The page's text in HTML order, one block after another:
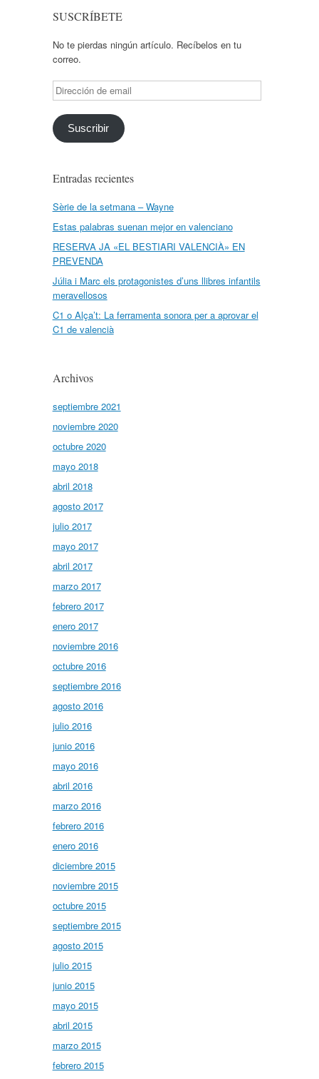
SUSCRÍBETE
No te pierdas ningún artículo. Recíbelos en tu
correo.
Dirección
de
email
Suscribir
Entradas recientes
Sèrie de la setmana – Wayne
Estas palabras suenan mejor en valenciano
RESERVA JA «EL BESTIARI VALENCIÀ» EN
PREVENDA
Júlia i Marc els protagonistes d’uns llibres infantils
meravellosos
C1 o Alça’t: La ferramenta sonora per a aprovar el
C1 de valencià
Archivos
septiembre 2021
noviembre 2020
octubre 2020
mayo 2018
abril 2018
agosto 2017
julio 2017
mayo 2017
abril 2017
marzo 2017
febrero 2017
enero 2017
noviembre 2016
octubre 2016
septiembre 2016
agosto 2016
julio 2016
junio 2016
mayo 2016
abril 2016
marzo 2016
febrero 2016
enero 2016
diciembre 2015
noviembre 2015
octubre 2015
septiembre 2015
agosto 2015
julio 2015
junio 2015
mayo 2015
abril 2015
marzo 2015
febrero 2015